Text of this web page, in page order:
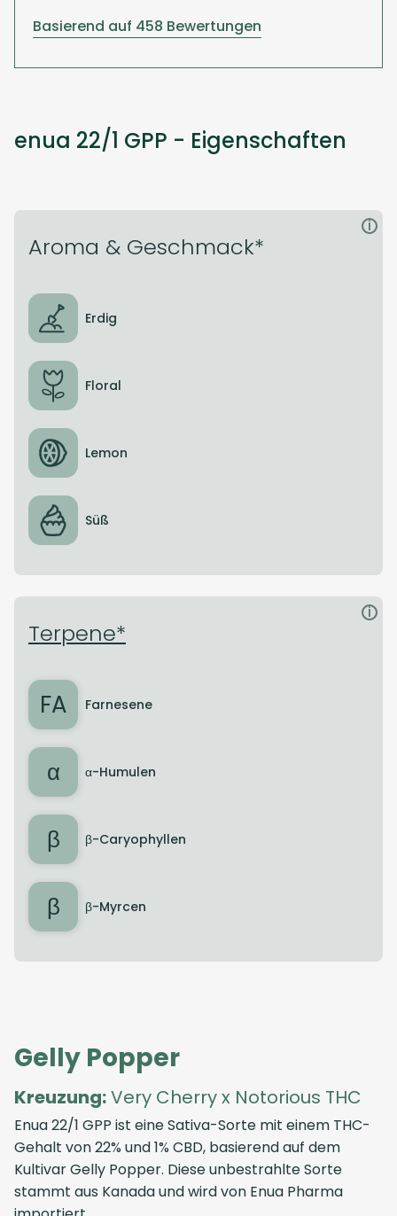
Basierend auf 458 Bewertungen
enua 22/1 GPP - Eigenschaften
Aroma & Geschmack*
i
Erdig
Floral
Lemon
Süß
Terpene*
i
FA Farnesene
α α-Humulen
β β-Caryophyllen
β β-Myrcen
Gelly Popper
Kreuzung:Very Cherry x Notorious THC
Enua 22/1 GPP ist eine Sativa-Sorte mit einem THC-
Gehalt von 22% und 1% CBD, basierend auf dem
Kultivar Gelly Popper. Diese unbestrahlte Sorte
stammt aus Kanada und wird von Enua Pharma